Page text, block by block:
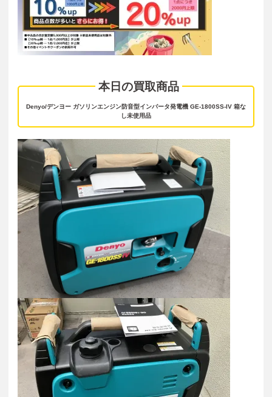
本日の買取商品
Denyo/デンヨー ガソリンエンジン防音型インバータ発電機 GE-1800SS-IV 箱な
し未使用品